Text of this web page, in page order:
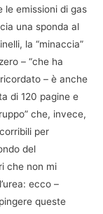
le emissioni di gas
una sponda al
la “minaccia”
– “che ha
– è anche
di 120 pagine e
che, invece,
per
del
che non mi
ecco –
queste